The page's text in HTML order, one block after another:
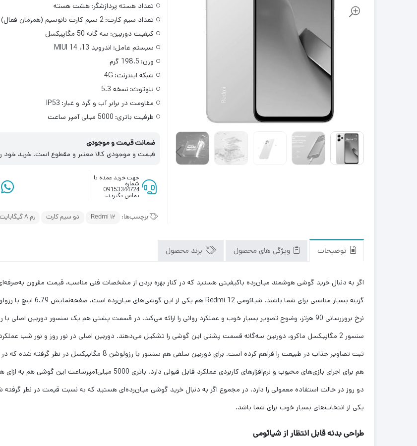
تعداد هسته پردازشگر: هشت هسته
تعداد سیم کارت: 2 سیم کارت نانوسیم (همزمان فعال)
کیفیت دوربین: سه گانه 50 مگاپیکسل
سیستم عامل: اندروید 13، MIUI 14
وزن: 198.5 گرم
شبکه اینترنت: 4G
بلوتوث: نسخه 5.3
مقاومت در برابر آب و گرد و غبار: IP53
ظرفیت باتری: 5000 میلی آمپر ساعت
ضمانت قیمت و موجودی
قیمت و موجودی کالا معتبر و مقطوع است. خرید خود
جهت خرید عمده با
شماره
09153344724
تماس بگیرید.
برچسب‌ها: Redmi 12 دو سیم کارت رم 8 گیگابایت
توضیحات ویژگی های محصول برند محصول
هم برای اجرای بازی‌های محبوب و نرم‌افزار‌های کاربردی عملکرد قابل
یکی از انتخاب‌های بسیار خوب برای شما باشد.
طراحی بدنه قابل انتظار از شیائومی